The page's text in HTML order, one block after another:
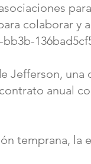
colaborar y
Jefferson, una
anual
temprana, la